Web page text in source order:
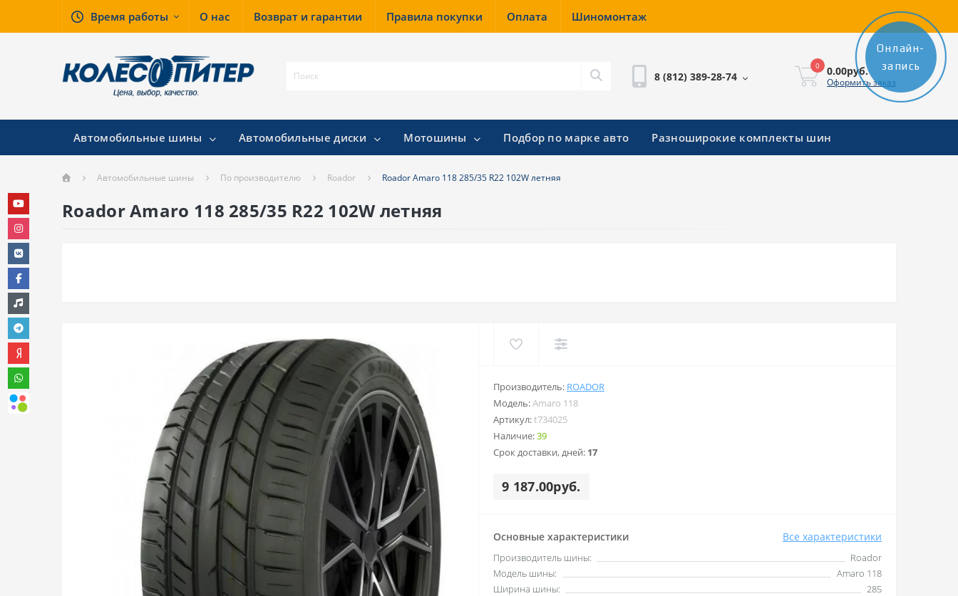
Время работы О нас Возврат и гарантии Правила покупки Оплата Шиномонтаж
8 (812) 389-28-74
0 0.00руб.
Оформить заказ
Автомобильные шины Автомобильные диски Мотошины Подбор по марке авто Разноширокие комплекты шин
Автомобильные шины По производителю Roador Roador Amaro 118 285/35 R22 102W летняя
Roador Amaro 118 285/35 R22 102W летняя
Производитель: ROADOR
Модель:Amaro 118
Артикул:t734025
Наличие:39
Срок доставки, дней: 17
9 187.00руб.
Основные характеристики Все характеристики
Производитель шины:
Roador
Модель шины:
Amaro 118
Ширина шины:
285
Онлайн-
запись